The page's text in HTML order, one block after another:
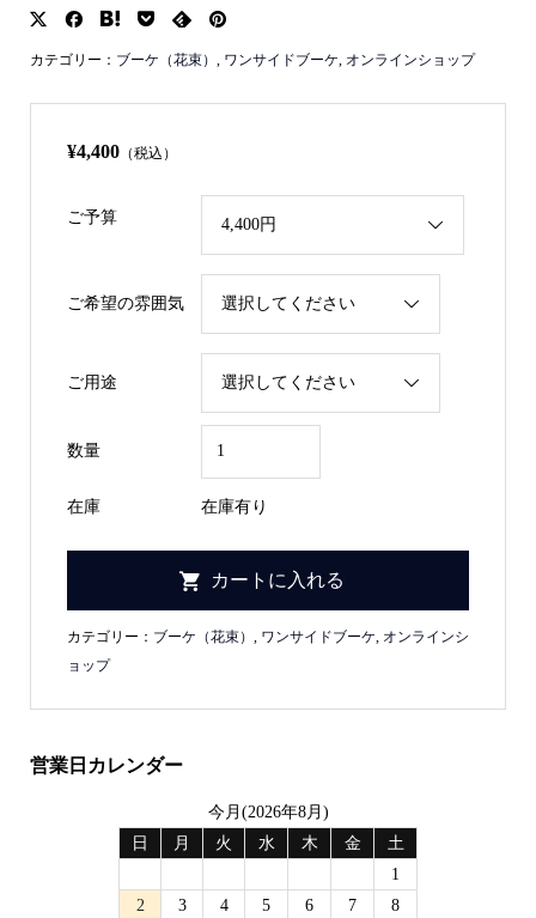
カテゴリー： ブーケ（花束） ワンサイドブーケ オンラインショップ
¥4,400（税込）
ご予算
ご希望の雰囲気
ご用途
数量
在庫 在庫有り
カテゴリー： ブーケ（花束） ワンサイドブーケ オンラインシ
ョップ
営業日カレンダー
今月(2026年8月)
日
月 火 水 木 金
土
1
2
3 4 5 6 7
8